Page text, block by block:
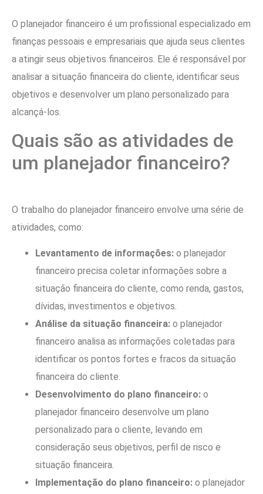
O planejador financeiro é um profissional especializado em
finanças pessoais e empresariais que ajuda seus clientes
a atingir seus objetivos financeiros. Ele é responsável por
analisar a situação financeira do cliente, identificar seus
objetivos e desenvolver um plano personalizado para
alcançá-los.
Quais são as atividades de
um planejador financeiro?
O trabalho do planejador financeiro envolve uma série de
atividades, como:
Levantamento de informações: o planejador
financeiro precisa coletar informações sobre a
situação financeira do cliente, como renda, gastos,
dívidas, investimentos e objetivos.
Análise da situação financeira: o planejador
financeiro analisa as informações coletadas para
identificar os pontos fortes e fracos da situação
financeira do cliente.
Desenvolvimento do plano financeiro: o
planejador financeiro desenvolve um plano
personalizado para o cliente, levando em
consideração seus objetivos, perfil de risco e
situação financeira.
Implementação do plano financeiro: o planejador